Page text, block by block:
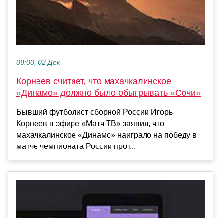
09:00, 02 Дек
Корнеев считает, что махачкалинское
«Динамо» должно было обыгрывать «Сочи»
Бывший футболист сборной России Игорь
Корнеев в эфире «Матч ТВ» заявил, что
махачкалинское «Динамо» наиграло на победу в
матче чемпионата России прот...